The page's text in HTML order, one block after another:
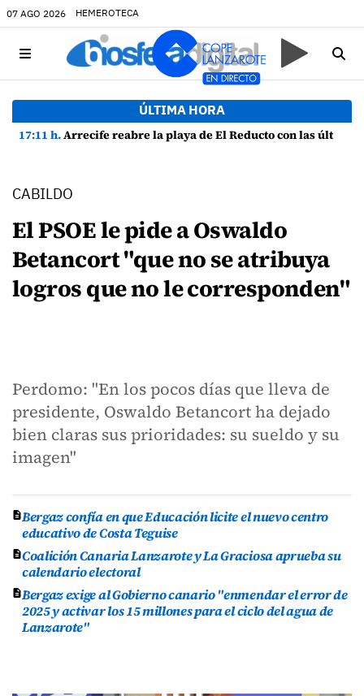
07 AGO 2026 HEMEROTECA
ÚLTIMA HORA
17:11 h.Arrecife reabre la playa de El Reducto con las últimas analíticas mostrando "una buena calidad de las aguas para el baño"
CABILDO
El PSOE le pide a Oswaldo
Betancort "que no se atribuya
logros que no le corresponden"
Perdomo: "En los pocos días que lleva de
presidente, Oswaldo Betancort ha dejado
bien claras sus prioridades: su sueldo y su
imagen"
Bergaz confía en que Educación licite el nuevo centro
educativo de Costa Teguise
Coalición Canaria Lanzarote y La Graciosa aprueba su
calendario electoral
Bergaz exige al Gobierno canario "enmendar el error de
2025 y activar los 15 millones para el ciclo del agua de
Lanzarote"